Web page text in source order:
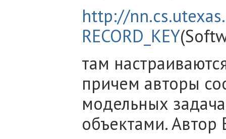
http://
RECORD_KEY
там
причем авторы
модельных
объектами. Автор